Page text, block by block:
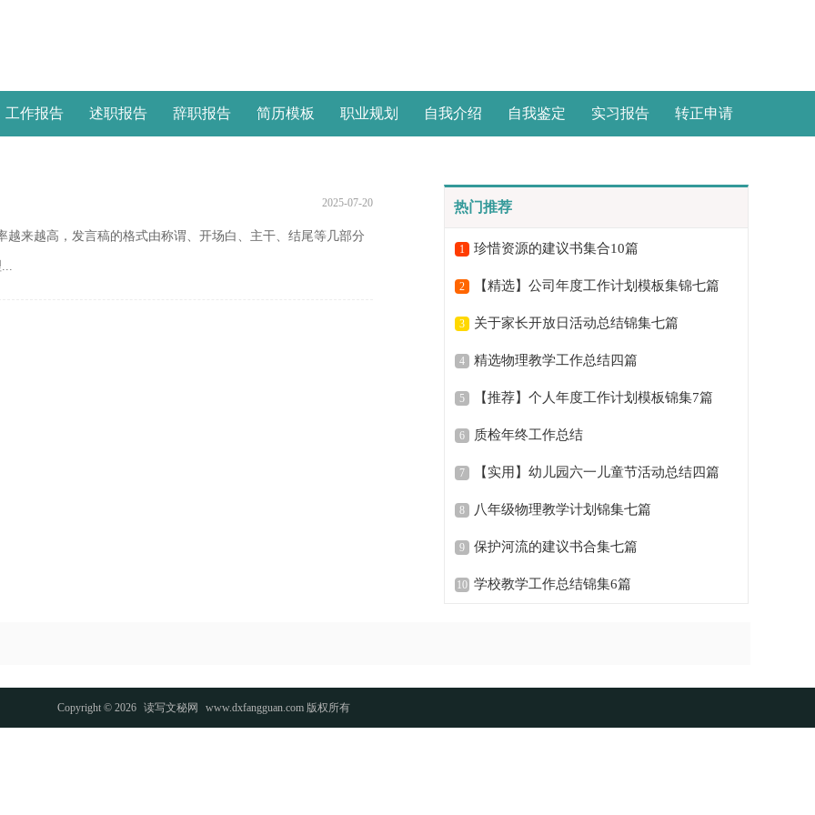
工作报告 述职报告 辞职报告 简历模板 职业规划 自我介绍 自我鉴定 实习报告 转正申请
2025-07-20
来越高，发言稿的格式由称谓、开场白、主干、结尾等几部分
热门推荐
1 珍惜资源的建议书集合10篇
2 【精选】公司年度工作计划模板集锦七篇
3 关于家长开放日活动总结锦集七篇
4 精选物理教学工作总结四篇
5 【推荐】个人年度工作计划模板锦集7篇
6 质检年终工作总结
7 【实用】幼儿园六一儿童节活动总结四篇
8 八年级物理教学计划锦集七篇
9 保护河流的建议书合集七篇
10 学校教学工作总结锦集6篇
Copyright © 2026 读写文秘网 www.dxfangguan.com 版权所有